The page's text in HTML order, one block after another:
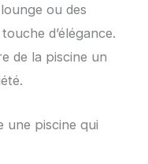
ou des
d’élégance.
de la piscine un
une piscine qui